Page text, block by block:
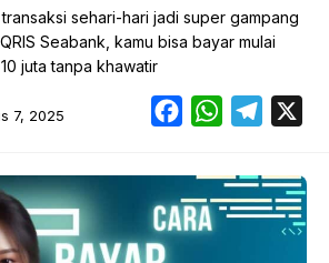
sehari-hari jadi super gampang
Seabank, kamu bisa bayar mulai
juta tanpa khawatir
7, 2025 FacebookWhatsApp